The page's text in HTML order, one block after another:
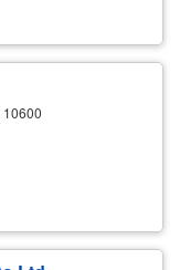
10600